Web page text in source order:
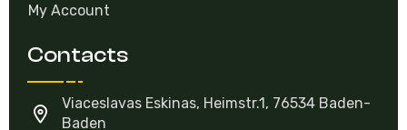
My Account
Contacts
Viaceslavas Eskinas, Heimstr.1, 76534 Baden-
Baden